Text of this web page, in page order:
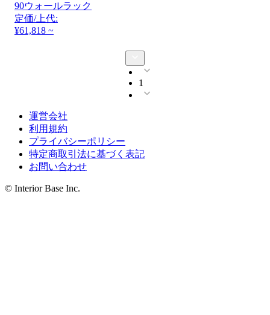
90ウォールラック
定価/上代:
¥61,818 ~
1
運営会社
利用規約
プライバシーポリシー
特定商取引法に基づく表記
お問い合わせ
© Interior Base Inc.